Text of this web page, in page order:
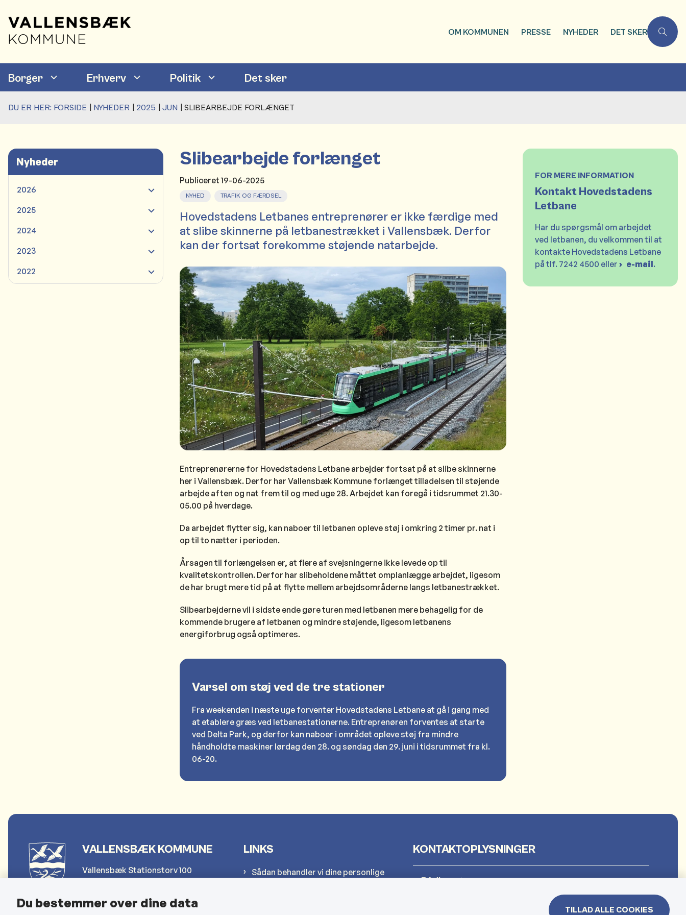
OM KOMMUNEN PRESSE NYHEDER DET SKER
Borger Erhverv Politik Det sker
DU ER HER: FORSIDE NYHEDER 2025 JUN SLIBEARBEJDE FORLÆNGET
Nyheder
2026
2025
2024
2023
2022
Slibearbejde forlænget
Publiceret19-06-2025
NYHED TRAFIK OG FÆRDSEL
Hovedstadens Letbanes entreprenører er ikke færdige med
at slibe skinnerne på letbanestrækket i Vallensbæk. Derfor
kan der fortsat forekomme støjende natarbejde.
Entreprenørerne for Hovedstadens Letbane arbejder fortsat på at slibe skinnerne
her i Vallensbæk. Derfor har Vallensbæk Kommune forlænget tilladelsen til støjende
arbejde aften og nat frem til og med uge 28. Arbejdet kan foregå i tidsrummet 21.30-
05.00 på hverdage.
Da arbejdet flytter sig, kan naboer til letbanen opleve støj i omkring 2 timer pr. nat i
op til to nætter i perioden.
Årsagen til forlængelsen er, at flere af svejsningerne ikke levede op til
kvalitetskontrollen. Derfor har slibeholdene måttet omplanlægge arbejdet, ligesom
de har brugt mere tid på at flytte mellem arbejdsområderne langs letbanestrækket.
Slibearbejderne vil i sidste ende gøre turen med letbanen mere behagelig for de
kommende brugere af letbanen og mindre støjende, ligesom letbanens
energiforbrug også optimeres.
Varsel om støj ved de tre stationer
Fra weekenden i næste uge forventer Hovedstadens Letbane at gå i gang med
at etablere græs ved letbanestationerne. Entreprenøren forventes at starte
ved Delta Park, og derfor kan naboer i området opleve støj fra mindre
håndholdte maskiner lørdag den 28. og søndag den 29. juni i tidsrummet fra kl.
06-20.
FOR MERE INFORMATION
Kontakt Hovedstadens
Letbane
Har du spørgsmål om arbejdet
ved letbanen, du velkommen til at
kontakte Hovedstadens Letbane
på tlf. 7242 4500 eller
e-mail.
VALLENSBÆK KOMMUNE
Vallensbæk Stationstorv 100
Telefon: 4797 4000
LINKS
Sådan behandler vi dine personlige
KONTAKTOPLYSNINGER
Rådhuset
Du bestemmer over dine data TILLAD ALLE COOKIES